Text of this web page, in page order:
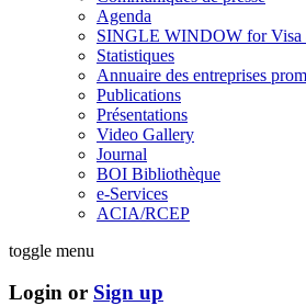
Agenda
SINGLE WINDOW for Visa
Statistiques
Annuaire des entreprises
Publications
Présentations
Video Gallery
Journal
BOI Bibliothèque
e-Services
ACIA/RCEP
toggle menu
Login or Sign up